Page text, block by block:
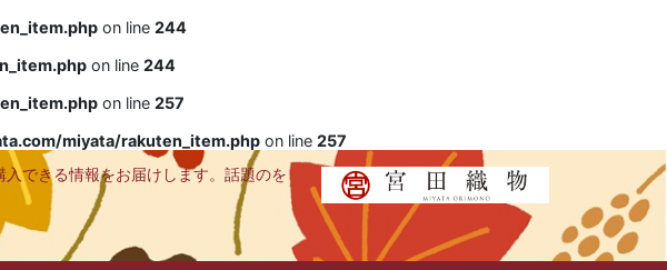
on line 244
on line 244
on line 257
miyata/rakuten_item.php on line 257
できる情報をお届けします。話題のを